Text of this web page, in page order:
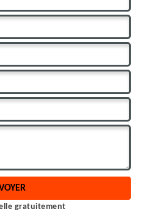
gratuitement